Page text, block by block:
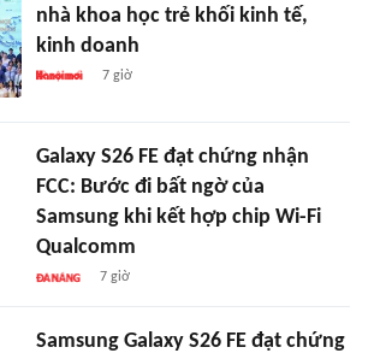
nhà khoa học trẻ khối kinh tế,
kinh doanh
7 giờ
Galaxy S26 FE đạt chứng nhận
FCC: Bước đi bất ngờ của
Samsung khi kết hợp chip Wi-Fi
Qualcomm
7 giờ
Samsung Galaxy S26 FE đạt chứng